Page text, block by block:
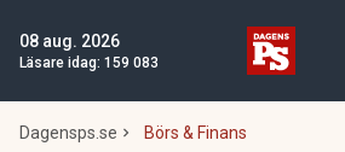
08 aug. 2026
Läsare idag: 159 083
Dagensps.se Börs & Finans